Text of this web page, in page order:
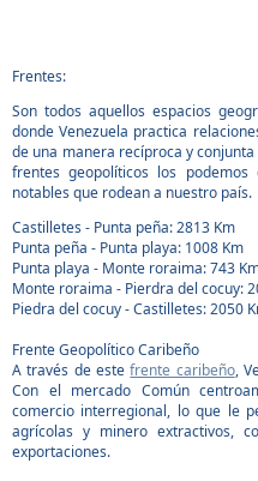
Frentes:
Son todos aquellos espacios
donde Venezuela practica
de una manera recíproca y
frentes geopolíticos los
notables que rodean a nuestro país.
Castilletes - Punta peña: 2813 Km
Punta peña - Punta playa: 1008 Km
Punta playa - Monte roraima: 743
Monte roraima - Pierdra del cocuy:
Piedra del cocuy - Castilletes: 2050
Frente Geopolítico Caribeño
A través de estefrente caribeño,
Con el mercado Común
comercio interregional, lo que le
agrícolas y minero extractivos,
exportaciones.